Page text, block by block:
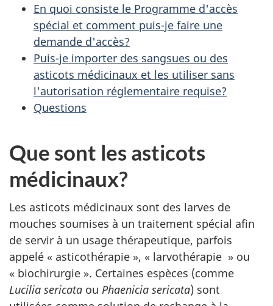
En quoi consiste le Programme d'accès
spécial et comment puis-je faire une
demande d'accès?
Puis-je importer des sangsues ou des
asticots médicinaux et les utiliser sans
l'autorisation réglementaire requise?
Questions
Que sont les asticots
médicinaux?
Les asticots médicinaux sont des larves de
mouches soumises à un traitement spécial afin
de servir à un usage thérapeutique, parfois
appelé « asticothérapie », « larvothérapie » ou
« biochirurgie ». Certaines espèces (comme
Lucilia sericata ou Phaenicia sericata) sont